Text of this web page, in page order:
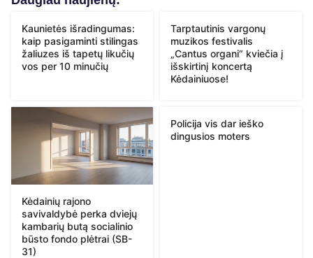
Kaunietės išradingumas:
kaip pasigaminti stilingas
žaliuzes iš tapetų likučių
vos per 10 minučių
Tarptautinis vargonų
muzikos festivalis
„Cantus organi“ kviečia į
išskirtinį koncertą
Kėdainiuose!
Kėdainių rajono
savivaldybė perka dviejų
kambarių butą socialinio
būsto fondo plėtrai (SB-
31)
Policija vis dar ieško
dingusios moters